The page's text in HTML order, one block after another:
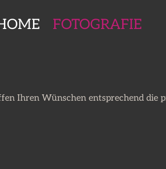
FOTOGRAFIE
Ihren Wünschen entsprechend die